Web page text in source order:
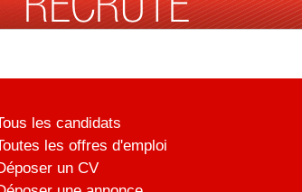
les candidats
les offres d'emploi
un CV